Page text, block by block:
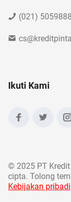
(021)
Ikuti Kami
© 2025 PT
cipta. Tolong
Kebijakan pribadi